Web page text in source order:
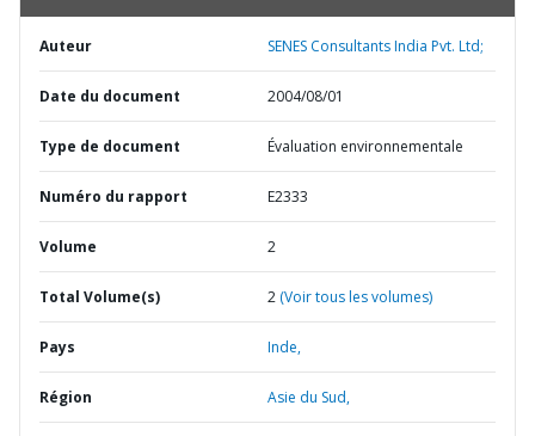
Auteur SENES Consultants India Pvt. Ltd;
Date du document 2004/08/01
Type de document Évaluation environnementale
Numéro du rapport E2333
Volume 2
Total Volume(s) 2 (Voir tous les volumes)
Pays Inde,
Région Asie du Sud,